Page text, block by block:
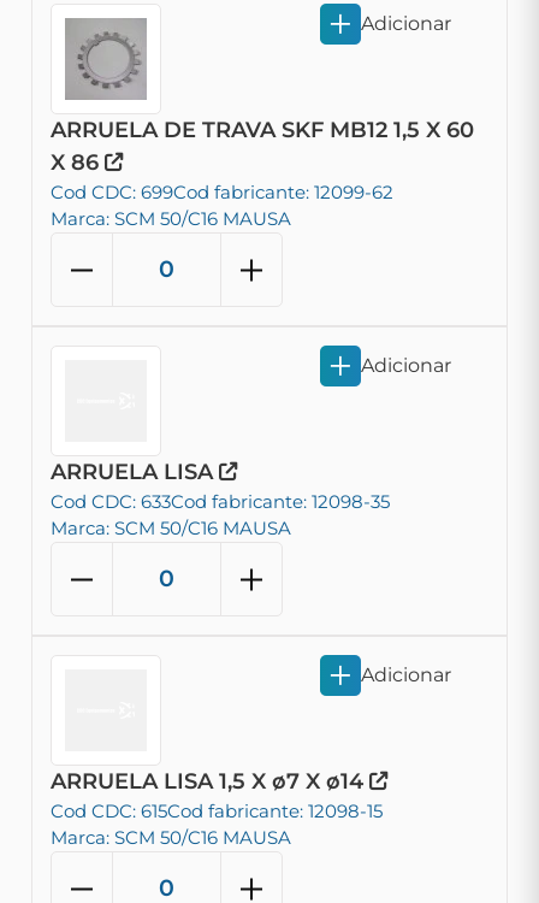
ARRUELA DE TRAVA SKF MB12 1,5 X 60
X 86
Cod CDC: 699Cod fabricante: 12099-62
Marca: SCM 50/C16 MAUSA
Adicionar
ARRUELA LISA
Cod CDC: 633Cod fabricante: 12098-35
Marca: SCM 50/C16 MAUSA
Adicionar
ARRUELA LISA 1,5 X ø7 X ø14
Cod CDC: 615Cod fabricante: 12098-15
Marca: SCM 50/C16 MAUSA
Adicionar